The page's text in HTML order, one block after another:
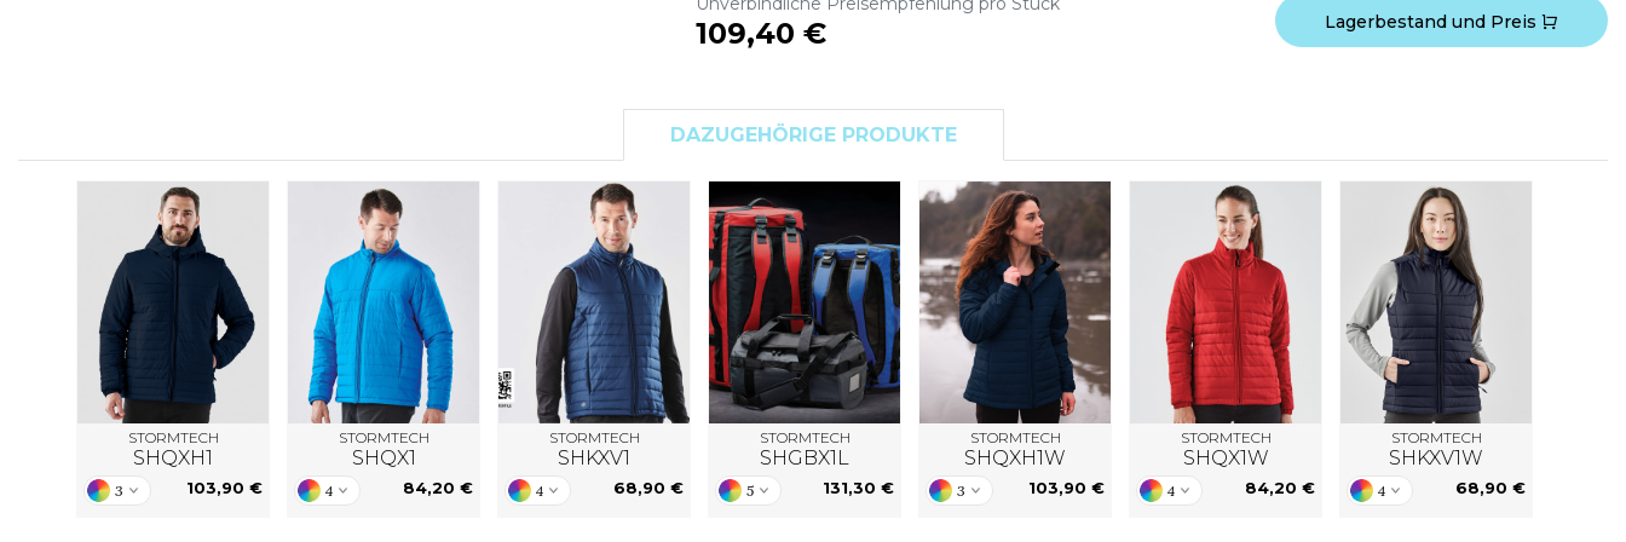
109,40 € Lagerbestand und Preis
DAZUGEHÖRIGE PRODUKTE
STORMTECH
SHQXH1
3 103,90 €
STORMTECH
SHQX1
4 84,20 €
STORMTECH
SHKXV1
4 68,90 €
STORMTECH
SHGBX1L
5 131,30 €
STORMTECH
SHQXH1W
3 103,90 €
STORMTECH
SHQX1W
4 84,20 €
STORMTECH
SHKXV1W
4 68,90 €